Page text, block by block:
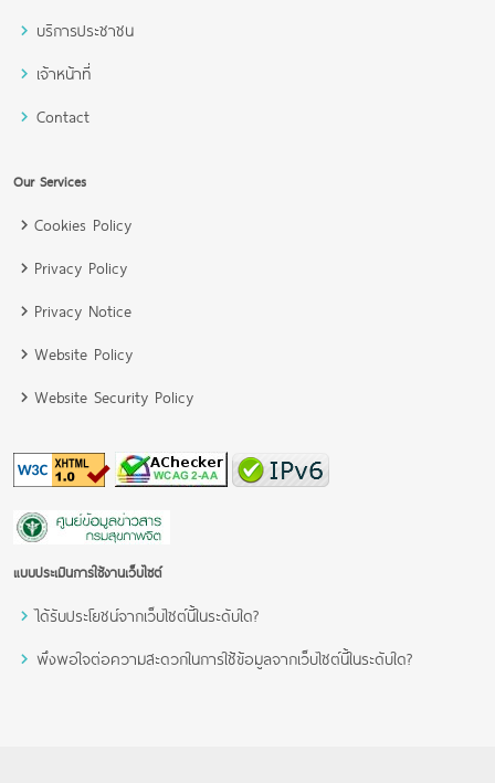
บริการประชาชน
เจ้าหน้าที่
Contact
Our Services
Cookies Policy
Privacy Policy
Privacy Notice
Website Policy
Website Security Policy
แบบประเมินการใช้งานเว็บไซต์
ได้รับประโยชน์จากเว็บไซต์นี้ในระดับใด?
พึงพอใจต่อความสะดวกในการใช้ข้อมูลจากเว็บไซต์นี้ในระดับใด?